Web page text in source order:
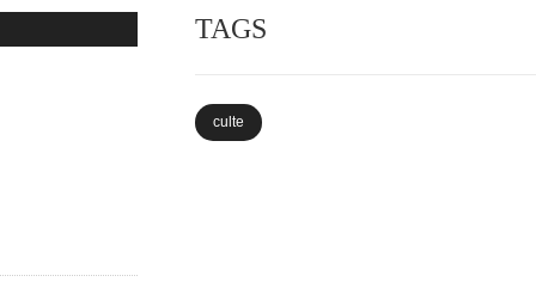
TAGS
culte